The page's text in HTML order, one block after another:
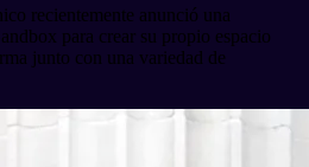
recientemente anunció una
para crear su propio espacio
junto con una variedad de